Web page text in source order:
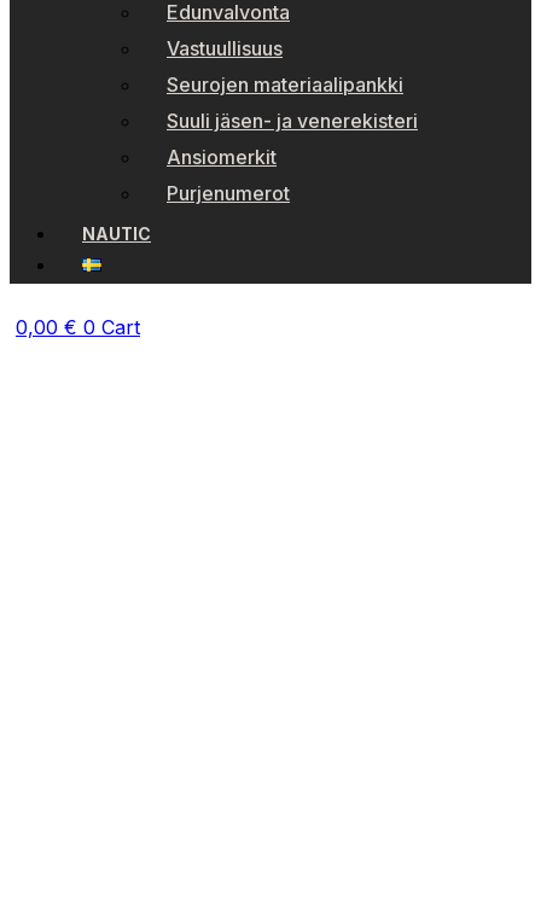
Edunvalvonta
Vastuullisuus
Seurojen materiaalipankki
Suuli jäsen- ja venerekisteri
Ansiomerkit
Purjenumerot
NAUTIC
0,00 € 0 Cart